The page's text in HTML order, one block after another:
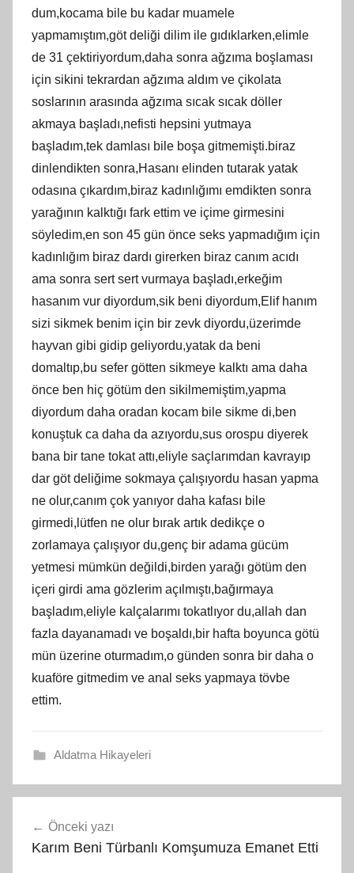
dum,kocama bile bu kadar muamele
yapmamıştım,göt deliği dilim ile gıdıklarken,elimle
de 31 çektiriyordum,daha sonra ağzıma boşlaması
için sikini tekrardan ağzıma aldım ve çikolata
soslarının arasında ağzıma sıcak sıcak döller
akmaya başladı,nefisti hepsini yutmaya
başladım,tek damlası bile boşa gitmemişti.biraz
dinlendikten sonra,Hasanı elinden tutarak yatak
odasına çıkardım,biraz kadınlığımı emdikten sonra
yarağının kalktığı fark ettim ve içime girmesini
söyledim,en son 45 gün önce seks yapmadığım için
kadınlığım biraz dardı girerken biraz canım acıdı
ama sonra sert sert vurmaya başladı,erkeğim
hasanım vur diyordum,sik beni diyordum,Elif hanım
sizi sikmek benim için bir zevk diyordu,üzerimde
hayvan gibi gidip geliyordu,yatak da beni
domaltıp,bu sefer götten sikmeye kalktı ama daha
önce ben hiç götüm den sikilmemiştim,yapma
diyordum daha oradan kocam bile sikme di,ben
konuştuk ca daha da azıyordu,sus orospu diyerek
bana bir tane tokat attı,eliyle saçlarımdan kavrayıp
dar göt deliğime sokmaya çalışıyordu hasan yapma
ne olur,canım çok yanıyor daha kafası bile
girmedi,lütfen ne olur bırak artık dedikçe o
zorlamaya çalışıyor du,genç bir adama gücüm
yetmesi mümkün değildi,birden yarağı götüm den
içeri girdi ama gözlerim açılmıştı,bağırmaya
başladım,eliyle kalçalarımı tokatlıyor du,allah dan
fazla dayanamadı ve boşaldı,bir hafta boyunca götü
mün üzerine oturmadım,o günden sonra bir daha o
kuaföre gitmedim ve anal seks yapmaya tövbe
ettim.
Aldatma Hikayeleri
gezinmesi
Önceki yazı
Karım Beni Türbanlı Komşumuza Emanet Etti